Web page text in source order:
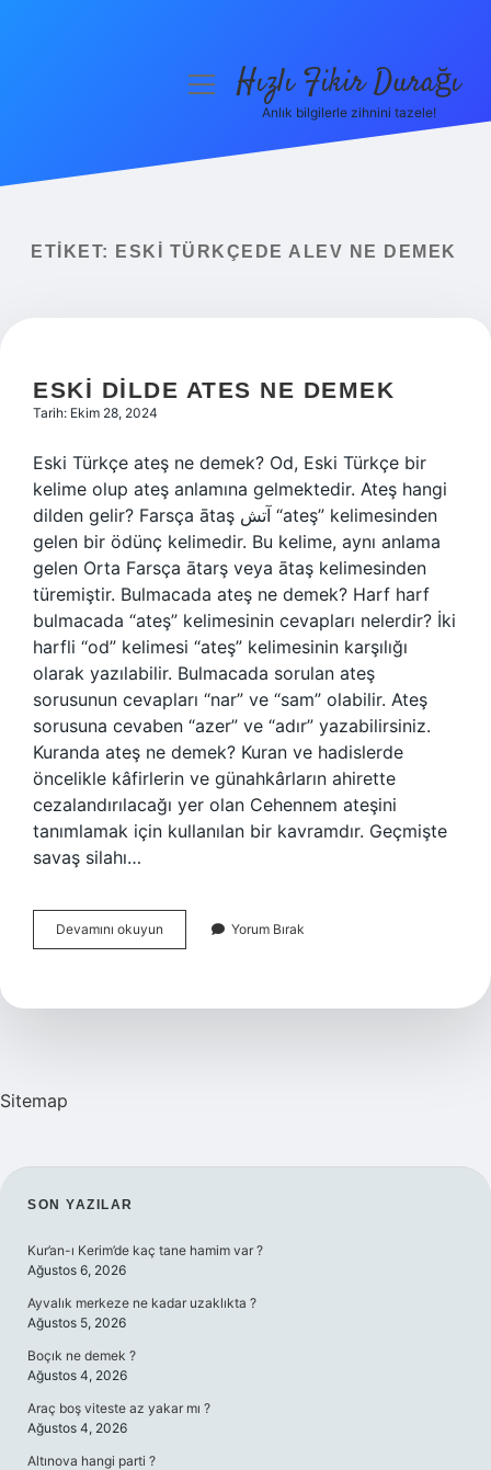
Yasal Uyarı
menüyüHızlı Fikir Durağı
Anlık bilgilerle zihnini tazele!
ETIKET: ESKI TÜRKÇEDE ALEV NE DEMEK
ESKI DILDE ATES NE DEMEK
Tarih: Ekim 28, 2024
Eski Türkçe ateş ne demek? Od, Eski Türkçe bir
kelime olup ateş anlamına gelmektedir. Ateş hangi
dilden gelir? Farsça ātaş آتش “ateş” kelimesinden
gelen bir ödünç kelimedir. Bu kelime, aynı anlama
gelen Orta Farsça ātarş veya ātaş kelimesinden
türemiştir. Bulmacada ateş ne demek? Harf harf
bulmacada “ateş” kelimesinin cevapları nelerdir? İki
harfli “od” kelimesi “ateş” kelimesinin karşılığı
olarak yazılabilir. Bulmacada sorulan ateş
sorusunun cevapları “nar” ve “sam” olabilir. Ateş
sorusuna cevaben “azer” ve “adır” yazabilirsiniz.
Kuranda ateş ne demek? Kuran ve hadislerde
öncelikle kâfirlerin ve günahkârların ahirette
cezalandırılacağı yer olan Cehennem ateşini
tanımlamak için kullanılan bir kavramdır. Geçmişte
savaş silahı…
Devamını okuyun
Dilde
Demek
Yorum Bırak
Sitemap
SIDEBAR
SON YAZILAR
Kur’an-ı Kerim’de kaç tane hamim var ?
Ağustos 6, 2026
Ayvalık merkeze ne kadar uzaklıkta ?
Ağustos 5, 2026
Boçık ne demek ?
Ağustos 4, 2026
Araç boş viteste az yakar mı ?
Ağustos 4, 2026
Altınova hangi parti ?